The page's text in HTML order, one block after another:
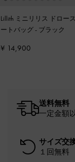
Lillith ミニリリス ドロー
ートバッグ- ブラック
¥ 14,900
送料無料
一定金額
サイズ交
１回無料